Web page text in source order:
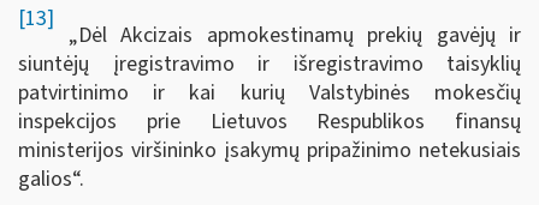
[13]
„Dėl Akcizais apmokestinamų prekių gavėjų ir
siuntėjų įregistravimo ir išregistravimo taisyklių
patvirtinimo ir kai kurių Valstybinės mokesčių
inspekcijos prie Lietuvos Respublikos finansų
ministerijos viršininko įsakymų pripažinimo netekusiais
galios“.